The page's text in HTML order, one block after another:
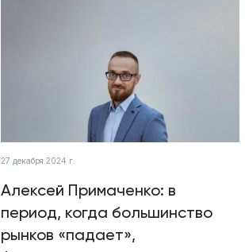
27 декабря 2024 г.
Алексей Примаченко: в
период, когда большинство
рынков «падает»,